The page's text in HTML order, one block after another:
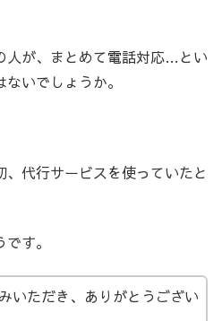
人が、まとめて電話対応…とい
いでしょうか。
代行サービスを使っていたと
す。
いただき、ありがとうござい